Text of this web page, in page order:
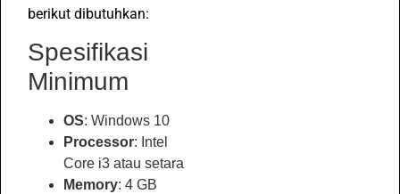
berikut dibutuhkan:
Spesifikasi
Minimum
OS: Windows 10
Processor: Intel
Core i3 atau setara
Memory: 4 GB